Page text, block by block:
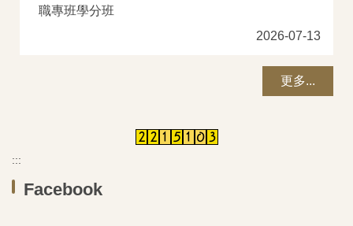
職專班學分班
2026-07-13
更多...
:::
Facebook